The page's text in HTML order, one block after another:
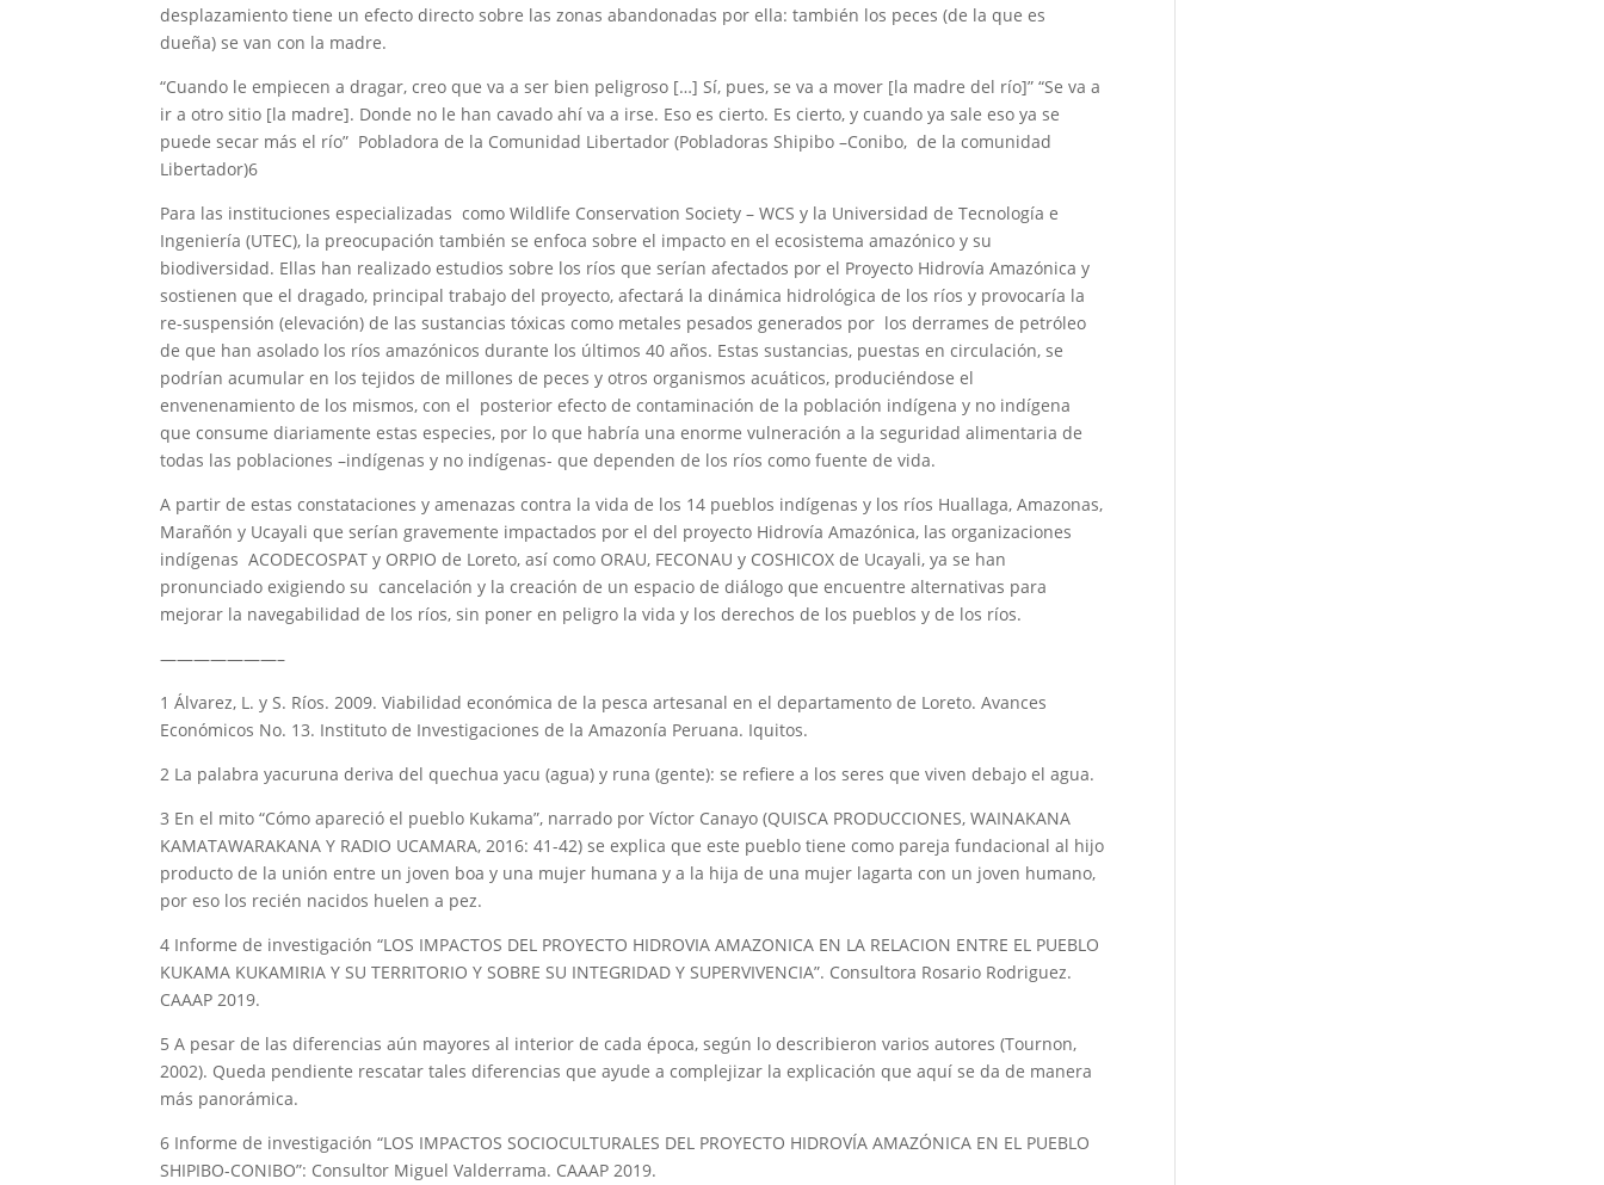
desplazamiento tiene un efecto directo sobre las zonas abandonadas por ella: también los peces (de la que es
dueña) se van con la madre.
“Cuando le empiecen a dragar, creo que va a ser bien peligroso […] Sí, pues, se va a mover [la madre del río]” “Se va a
ir a otro sitio [la madre]. Donde no le han cavado ahí va a irse. Eso es cierto. Es cierto, y cuando ya sale eso ya se
puede secar más el río” Pobladora de la Comunidad Libertador (Pobladoras Shipibo –Conibo, de la comunidad
Libertador)6
Para las instituciones especializadas como Wildlife Conservation Society – WCS y la Universidad de Tecnología e
Ingeniería (UTEC), la preocupación también se enfoca sobre el impacto en el ecosistema amazónico y su
biodiversidad. Ellas han realizado estudios sobre los ríos que serían afectados por el Proyecto Hidrovía Amazónica y
sostienen que el dragado, principal trabajo del proyecto, afectará la dinámica hidrológica de los ríos y provocaría la
re-suspensión (elevación) de las sustancias tóxicas como metales pesados generados por los derrames de petróleo
de que han asolado los ríos amazónicos durante los últimos 40 años. Estas sustancias, puestas en circulación, se
podrían acumular en los tejidos de millones de peces y otros organismos acuáticos, produciéndose el
envenenamiento de los mismos, con el posterior efecto de contaminación de la población indígena y no indígena
que consume diariamente estas especies, por lo que habría una enorme vulneración a la seguridad alimentaria de
todas las poblaciones –indígenas y no indígenas- que dependen de los ríos como fuente de vida.
A partir de estas constataciones y amenazas contra la vida de los 14 pueblos indígenas y los ríos Huallaga, Amazonas,
Marañón y Ucayali que serían gravemente impactados por el del proyecto Hidrovía Amazónica, las organizaciones
indígenas ACODECOSPAT y ORPIO de Loreto, así como ORAU, FECONAU y COSHICOX de Ucayali, ya se han
pronunciado exigiendo su cancelación y la creación de un espacio de diálogo que encuentre alternativas para
mejorar la navegabilidad de los ríos, sin poner en peligro la vida y los derechos de los pueblos y de los ríos.
———————–
1 Álvarez, L. y S. Ríos. 2009. Viabilidad económica de la pesca artesanal en el departamento de Loreto. Avances
Económicos No. 13. Instituto de Investigaciones de la Amazonía Peruana. Iquitos.
2 La palabra yacuruna deriva del quechua yacu (agua) y runa (gente): se refiere a los seres que viven debajo el agua.
3 En el mito “Cómo apareció el pueblo Kukama”, narrado por Víctor Canayo (QUISCA PRODUCCIONES, WAINAKANA
KAMATAWARAKANA Y RADIO UCAMARA, 2016: 41-42) se explica que este pueblo tiene como pareja fundacional al hijo
producto de la unión entre un joven boa y una mujer humana y a la hija de una mujer lagarta con un joven humano,
por eso los recién nacidos huelen a pez.
4 Informe de investigación “LOS IMPACTOS DEL PROYECTO HIDROVIA AMAZONICA EN LA RELACION ENTRE EL PUEBLO
KUKAMA KUKAMIRIA Y SU TERRITORIO Y SOBRE SU INTEGRIDAD Y SUPERVIVENCIA”. Consultora Rosario Rodriguez.
CAAAP 2019.
5 A pesar de las diferencias aún mayores al interior de cada época, según lo describieron varios autores (Tournon,
2002). Queda pendiente rescatar tales diferencias que ayude a complejizar la explicación que aquí se da de manera
más panorámica.
6 Informe de investigación “LOS IMPACTOS SOCIOCULTURALES DEL PROYECTO HIDROVÍA AMAZÓNICA EN EL PUEBLO
SHIPIBO-CONIBO”: Consultor Miguel Valderrama. CAAAP 2019.